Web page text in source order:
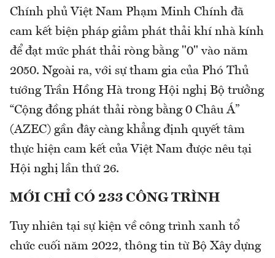
Chính phủ Việt Nam Phạm Minh Chính đã
cam kết biện pháp giảm phát thải khí nhà kính
để đạt mức phát thải ròng bằng "0" vào năm
2050. Ngoài ra, với sự tham gia của Phó Thủ
tướng Trần Hồng Hà trong Hội nghị Bộ trưởng
“Cộng đồng phát thải ròng bằng 0 Châu Á”
(AZEC) gần đây càng khẳng định quyết tâm
thực hiện cam kết của Việt Nam được nêu tại
Hội nghị lần thứ 26.
MỚI CHỈ CÓ 233 CÔNG TRÌNH
Tuy nhiên tại sự kiện về công trình xanh tổ
chức cuối năm 2022, thông tin từ Bộ Xây dựng